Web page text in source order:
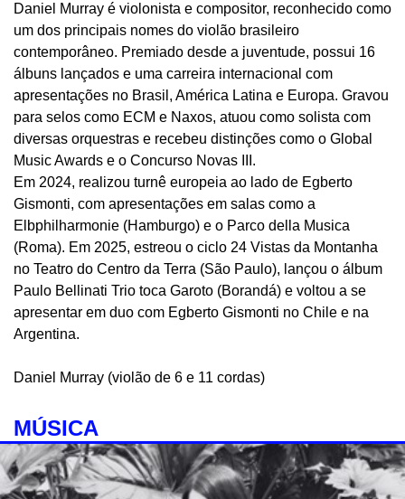
Daniel Murray é violonista e compositor, reconhecido como
um dos principais nomes do violão brasileiro
contemporâneo. Premiado desde a juventude, possui 16
álbuns lançados e uma carreira internacional com
apresentações no Brasil, América Latina e Europa. Gravou
para selos como ECM e Naxos, atuou como solista com
diversas orquestras e recebeu distinções como o Global
Music Awards e o Concurso Novas III.
Em 2024, realizou turnê europeia ao lado de Egberto
Gismonti, com apresentações em salas como a
Elbphilharmonie (Hamburgo) e o Parco della Musica
(Roma). Em 2025, estreou o ciclo 24 Vistas da Montanha
no Teatro do Centro da Terra (São Paulo), lançou o álbum
Paulo Bellinati Trio toca Garoto (Borandá) e voltou a se
apresentar em duo com Egberto Gismonti no Chile e na
Argentina.
Daniel Murray (violão de 6 e 11 cordas)
MÚSICA